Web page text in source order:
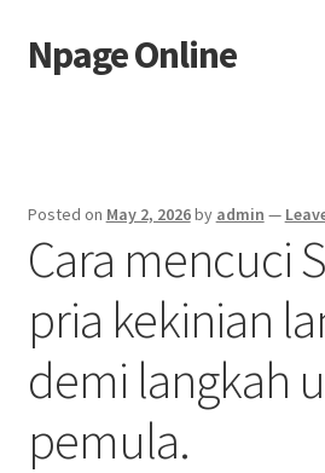
Skip
to
Skip
to
Npage Online
Posted on May 2, 2026by admin —
Cara mencuci
pria kekinian
demi langkah
pemula.